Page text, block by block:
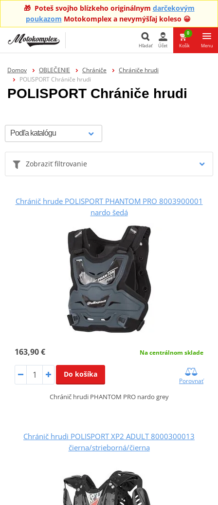
🎁 Poteš svojho blízkeho originálnym darčekovým
poukazom Motokomplex a nevymýšľaj koleso 😀
Hľadať Účet
0
Košík Menu
Domov OBLEČENIE Chrániče
Chrániče hrudi
POLISPORT Chrániče hrudi
POLISPORT Chrániče hrudi
Zobraziť filtrovanie
Chránič hrude POLISPORT PHANTOM PRO 8003900001
nardo šedá
163,90 € Na centrálnom sklade
Do košíka
Porovnať
Chránič hrudi PHANTOM PRO nardo grey
Chránič hrudi POLISPORT XP2 ADULT 8000300013
čierna/strieborná/čierna